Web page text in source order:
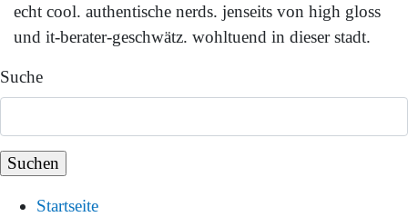
echt cool. authentische nerds. jenseits von high gloss
und it-berater-geschwätz. wohltuend in dieser stadt.
Suche
Startseite